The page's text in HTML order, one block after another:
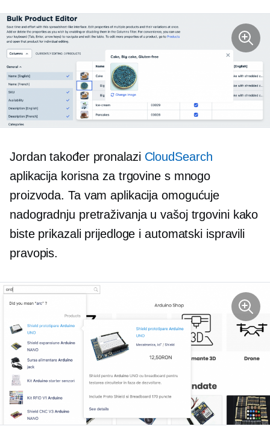
Jordan također pronalazi CloudSearch
aplikacija korisna za trgovine s mnogo
proizvoda. Ta vam aplikacija omogućuje
nadogradnju pretraživanja u vašoj trgovini kako
biste prikazali prijedloge i automatski ispravili
pravopis.